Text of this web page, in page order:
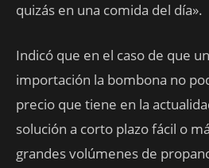
quizás en una comida del día».
Indicó que en el caso de que
importación la bombona no
precio que tiene en la
solución a corto plazo fácil o
grandes volúmenes de